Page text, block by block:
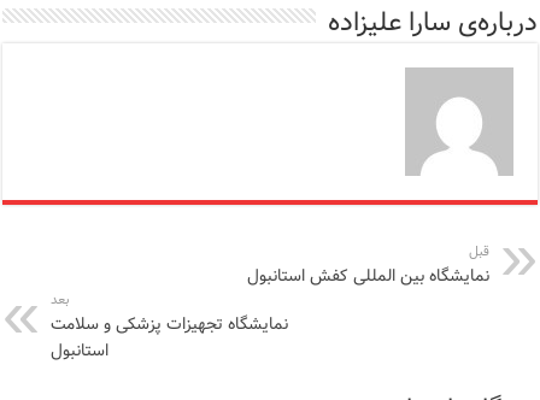
درباره‌ی سارا علیزاده
قبل
نمایشگاه بین المللی کفش استانبول
بعد
نمایشگاه تجهیزات پزشکی و سلامت
استانبول